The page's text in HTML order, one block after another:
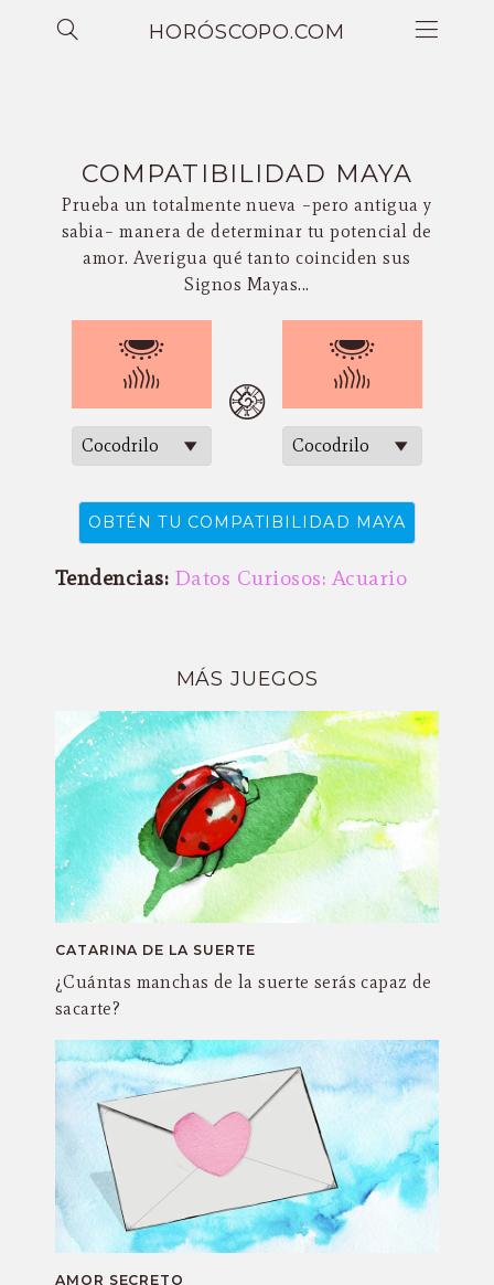
HORÓSCOPO.COM
COMPATIBILIDAD MAYA
Prueba un totalmente nueva –pero antigua y
sabia– manera de determinar tu potencial de
amor. Averigua qué tanto coinciden sus
Signos Mayas...
Tendencias: Datos Curiosos: Acuario
MÁS JUEGOS
CATARINA DE LA SUERTE
¿Cuántas manchas de la suerte serás capaz de
sacarte?
AMOR SECRETO